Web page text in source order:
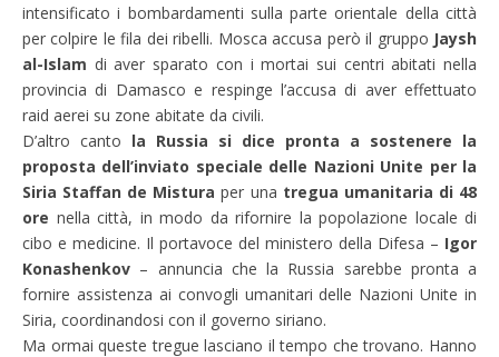
intensificato i bombardamenti sulla parte orientale della città
per colpire le fila dei ribelli. Mosca accusa però il gruppo Jaysh
al-Islam di aver sparato con i mortai sui centri abitati nella
provincia di Damasco e respinge l’accusa di aver effettuato
raid aerei su zone abitate da civili.
D’altro canto la Russia si dice pronta a sostenere la
proposta dell’inviato speciale delle Nazioni Unite per la
Siria Staffan de Mistura per una tregua umanitaria di 48
ore nella città, in modo da rifornire la popolazione locale di
cibo e medicine. Il portavoce del ministero della Difesa – Igor
Konashenkov – annuncia che la Russia sarebbe pronta a
fornire assistenza ai convogli umanitari delle Nazioni Unite in
Siria, coordinandosi con il governo siriano.
Ma ormai queste tregue lasciano il tempo che trovano. Hanno